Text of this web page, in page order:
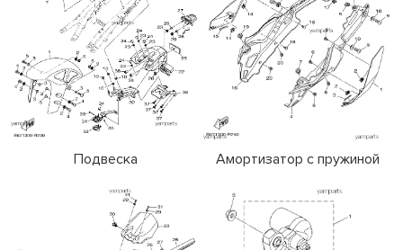
Подвеска Амортизатор с пружиной